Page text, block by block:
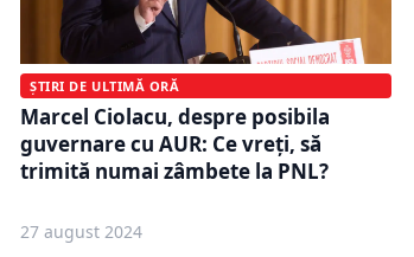
ȘTIRI DE ULTIMĂ ORĂ
Marcel Ciolacu, despre posibila
guvernare cu AUR: Ce vreți, să
trimită numai zâmbete la PNL?
27 august 2024